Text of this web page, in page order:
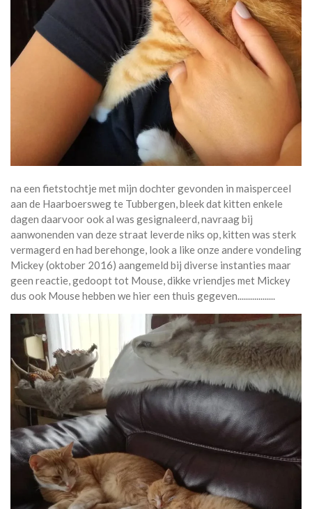
na een fietstochtje met mijn dochter gevonden in maisperceel
aan de Haarboersweg te Tubbergen, bleek dat kitten enkele
dagen daarvoor ook al was gesignaleerd, navraag bij
aanwonenden van deze straat leverde niks op, kitten was sterk
vermagerd en had berehonge, look a like onze andere vondeling
Mickey (oktober 2016) aangemeld bij diverse instanties maar
geen reactie, gedoopt tot Mouse, dikke vriendjes met Mickey
dus ook Mouse hebben we hier een thuis gegeven..................